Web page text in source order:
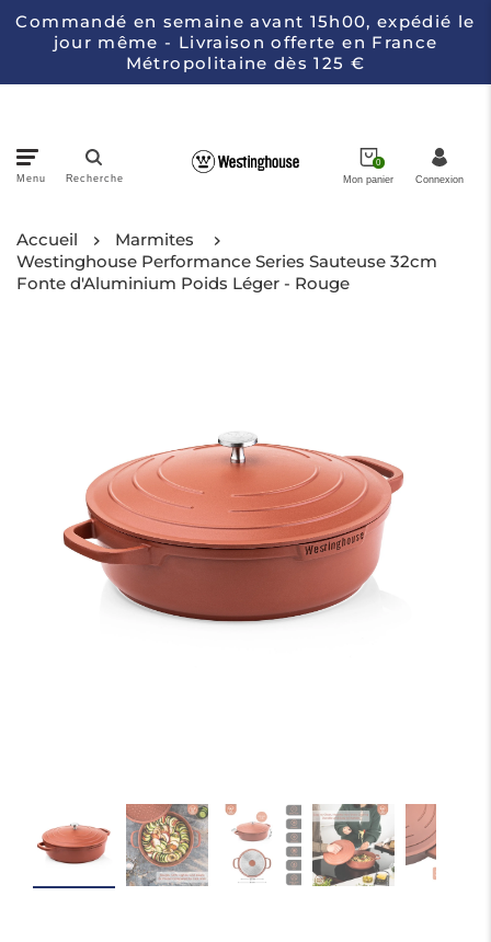
Commandé en semaine avant 15h00, expédié le
jour même - Livraison offerte en France
Métropolitaine dès 125 €
Casseroles
Électroménagers de Cuisine
À propos de Westinghouse
Menu Recherche
0
Mon panier Connexion
Accueil
Marmites
Westinghouse Performance Series Sauteuse 32cm
Fonte d'Aluminium Poids Léger - Rouge